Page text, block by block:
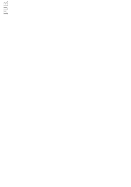
PUB.